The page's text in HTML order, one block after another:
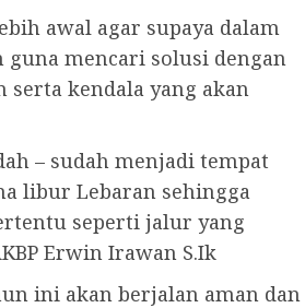
awal agar supaya dalam
guna mencari solusi dengan
kendala yang akan
– sudah menjadi tempat
libur Lebaran sehingga
seperti jalur yang
Erwin Irawan S.Ik
ini akan berjalan aman dan